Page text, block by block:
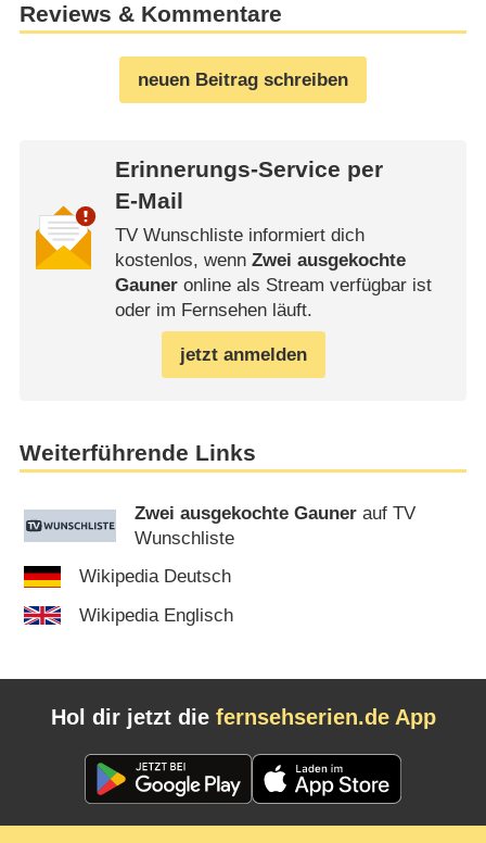
Reviews & Kommentare
neuen Beitrag schreiben
Erinnerungs-Service per
E-Mail
TV Wunschliste informiert dich
kostenlos, wenn Zwei ausgekochte
Gauneronline als Stream verfügbar ist
oder im Fernsehen läuft.
jetzt anmelden
Weiterführende Links
Zwei ausgekochte Gauner auf TV
Wunschliste
Wikipedia Deutsch
Wikipedia Englisch
Hol dir jetzt die fernsehserien.de App